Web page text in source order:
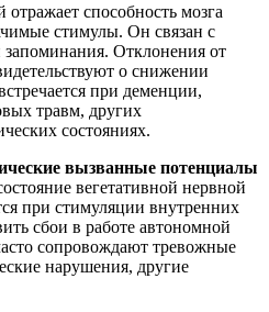
способность мозга
стимулы. Он связан с
Отклонения от
о снижении
при деменции,
травм, других
состояниях.
вызванные потенциалы
вегетативной нервной
при стимуляции внутренних
сбои в работе автономной
сопровождают тревожные
нарушения, другие